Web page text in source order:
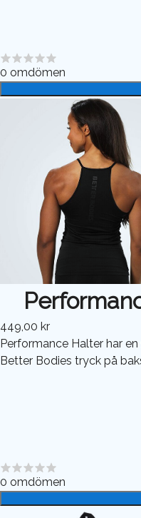
0 omdömen
449,00 kr
Performance Halter har
Better Bodies tryck på
0 omdömen